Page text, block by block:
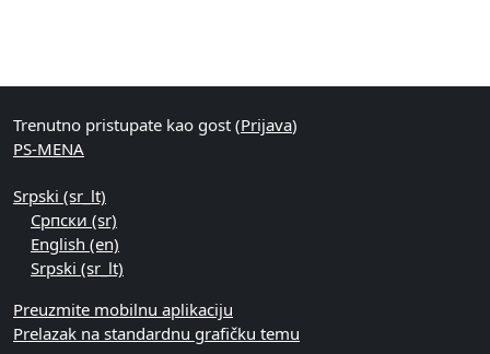
Trenutno pristupate kao gost (Prijava)
PS-MENA
Srpski ‎(sr_lt)‎
Српски ‎(sr)‎
English ‎(en)‎
Srpski ‎(sr_lt)‎
Preuzmite mobilnu aplikaciju
Prelazak na standardnu grafičku temu